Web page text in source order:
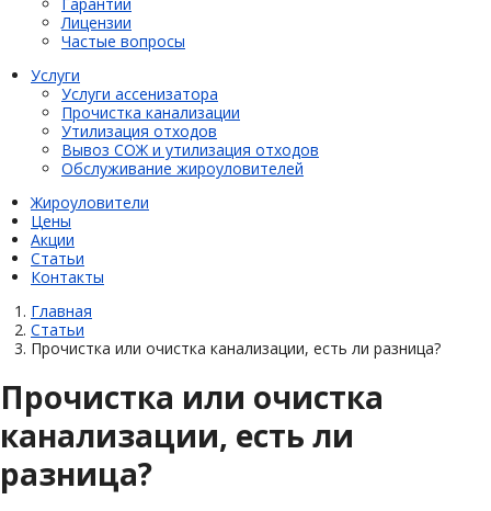
Лицензии
Частые вопросы
Услуги
Услуги ассенизатора
Прочистка канализации
Утилизация отходов
Вывоз СОЖ и утилизация отходов
Обслуживание жироуловителей
Жироуловители
Цены
Акции
Статьи
Контакты
Главная
Статьи
Прочистка или очистка канализации, есть ли разница?
Прочистка или очистка
канализации, есть ли
разница?